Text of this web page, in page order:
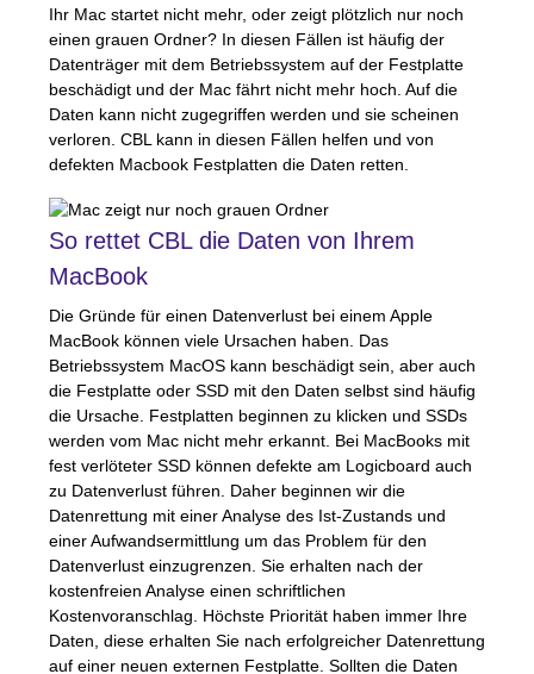
Ihr Mac startet nicht mehr, oder zeigt plötzlich nur noch
einen grauen Ordner? In diesen Fällen ist häufig der
Datenträger mit dem Betriebssystem auf der Festplatte
beschädigt und der Mac fährt nicht mehr hoch. Auf die
Daten kann nicht zugegriffen werden und sie scheinen
verloren. CBL kann in diesen Fällen helfen und von
defekten Macbook Festplatten die Daten retten.
So rettet CBLdie Daten von Ihrem
MacBook
Die Gründe für einen Datenverlust bei einem Apple
MacBook können viele Ursachen haben. Das
Betriebssystem MacOS kann beschädigt sein, aber auch
die Festplatte oder SSD mit den Daten selbst sind häufig
die Ursache. Festplatten beginnen zu klicken und SSDs
werden vom Mac nicht mehr erkannt. Bei MacBooks mit
fest verlöteter SSD können defekte am Logicboard auch
zu Datenverlust führen. Daher beginnen wir die
Datenrettung mit einer Analyse des Ist-Zustands und
einer Aufwandsermittlung um das Problem für den
Datenverlust einzugrenzen. Sie erhalten nach der
kostenfreien Analyse einen schriftlichen
Kostenvoranschlag. Höchste Priorität haben immer Ihre
Daten, diese erhalten Sie nach erfolgreicher Datenrettung
auf einer neuen externen Festplatte. Sollten die Daten